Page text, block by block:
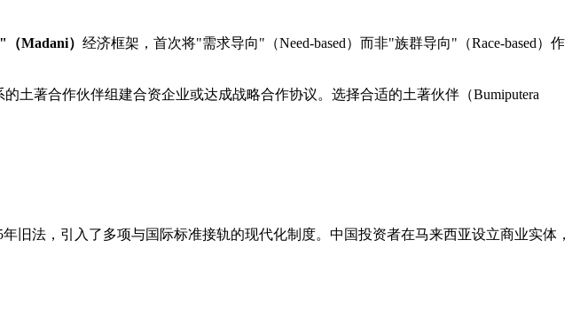
Madani） 经济框架，首次将"需求导向"（Need-based）而非"族群导向"（Race-based）作
土著合作伙伴组建合资企业或达成战略合作协议。选择合适的土著伙伴（Bumiputera
旧法，引入了多项与国际标准接轨的现代化制度。中国投资者在马来西亚设立商业实体，